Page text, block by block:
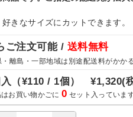
きなサイズにカットできます。
ご注文可能 / 送料無料
離島・一部地域は別途配送料がかか
（¥110 / 1個）¥1,320(
お買い物かごに0 セット入っていま